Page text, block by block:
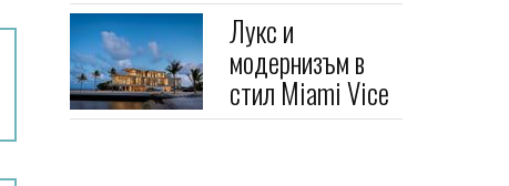
Лукс и
модернизъм в
стил Miami Vice